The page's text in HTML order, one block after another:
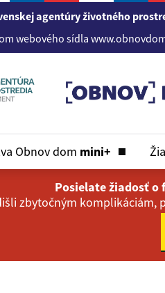
agentúry životného
webového sídla
Obnov dom mini+
Posielate žiadosť o
zbytočným komplikáciám,